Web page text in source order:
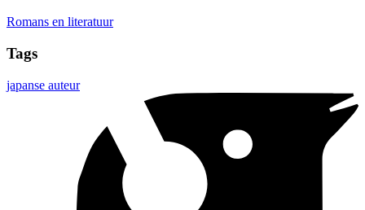
Romans en literatuur
Tags
japanse auteur